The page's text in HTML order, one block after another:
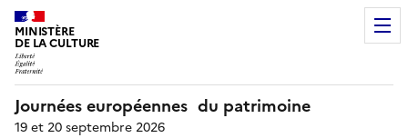
MINISTÈRE
DE LA CULTURE
Journées européennes du patrimoine
19 et 20 septembre 2026